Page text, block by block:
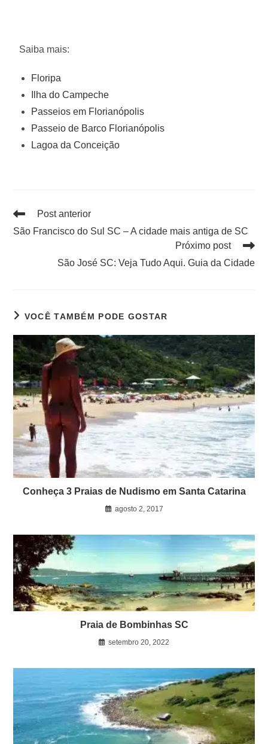
Saiba mais:
Floripa
Ilha do Campeche
Passeios em Florianópolis
Passeio de Barco Florianópolis
Lagoa da Conceição
Post anterior
São Francisco do Sul SC – A cidade mais antiga de SC
Próximo post
São José SC: Veja Tudo Aqui. Guia da Cidade
VOCÊ TAMBÉM PODE GOSTAR
Conheça 3 Praias de Nudismo em Santa Catarina
agosto 2, 2017
Praia de Bombinhas SC
setembro 20, 2022